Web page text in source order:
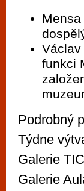
funkci
Podrobný
Týdne
Galerie
Galerie